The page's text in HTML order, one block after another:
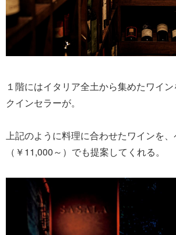
１階にはイタリア全土から集めたワイ
クインセラーが。
上記のように料理に合わせたワインを
（￥11,000～）でも提案してくれる。